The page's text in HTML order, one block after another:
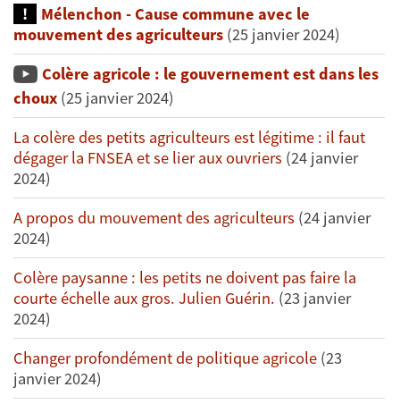
Mélenchon - Cause commune avec le
mouvement des agriculteurs (25 janvier 2024)
Colère agricole : le gouvernement est dans les
choux (25 janvier 2024)
La colère des petits agriculteurs est légitime : il faut
dégager la FNSEA et se lier aux ouvriers (24 janvier
2024)
A propos du mouvement des agriculteurs (24 janvier
2024)
Colère paysanne : les petits ne doivent pas faire la
courte échelle aux gros. Julien Guérin. (23 janvier
2024)
Changer profondément de politique agricole (23
janvier 2024)